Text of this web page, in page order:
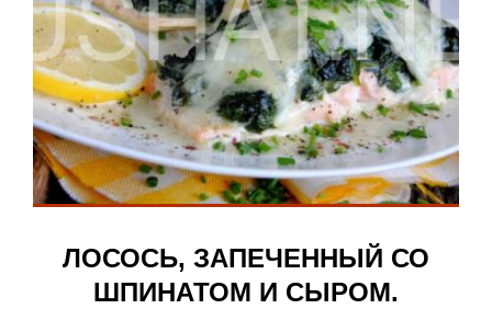
ЛОСОСЬ, ЗАПЕЧЕННЫЙ СО
ШПИНАТОМ И СЫРОМ.